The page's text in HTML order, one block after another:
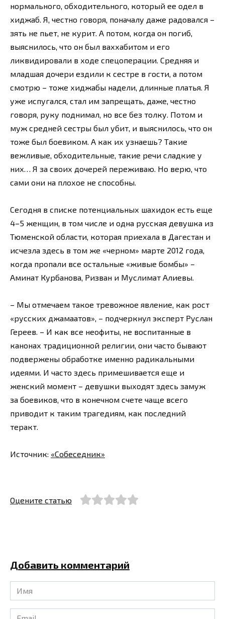
нормального, обходительного, который ее одел в
хиджаб. Я, честно говоря, поначалу даже радовался –
зять не пьет, не курит. А потом, когда он погиб,
выяснилось, что он был ваххабитом и его
ликвидировали в ходе спецоперации. Средняя и
младшая дочери ездили к сестре в гости, а потом
смотрю – тоже хиджабы надели, длинные платья. Я
уже испугался, стал им запрещать, даже, честно
говоря, руку поднимал, но все без толку. Потом и
муж средней сестры был убит, и выяснилось, что он
тоже был боевиком. А как их узнаешь? Такие
вежливые, обходительные, такие речи сладкие у
них… Я за своих дочерей переживаю. Но верю, что
сами они на плохое не способны.
Сегодня в списке потенциальных шахидок есть еще
4–5 женщин, в том числе и одна русская девушка из
Тюменской области, которая приехала в Дагестан и
исчезла здесь в том же «черном» марте 2012 года,
когда пропали все остальные «живые бомбы» –
Аминат Курбанова, Ризван и Муслимат Алиевы.
– Мы отмечаем такое тревожное явление, как рост
«русских джамаатов», – подчеркнул эксперт Руслан
Гереев. – И как все неофиты, не воспитанные в
канонах традиционной религии, они часто бывают
подвержены обработке именно радикальными
идеями. И часто здесь примешивается еще и
женский момент – девушки выходят здесь замуж
за боевиков, что в конечном счете чаще всего
приводит к таким трагедиям, как последний
теракт.
Источник: «Собеседник»
Оцените статью
Добавить комментарий
Имя
*
Email